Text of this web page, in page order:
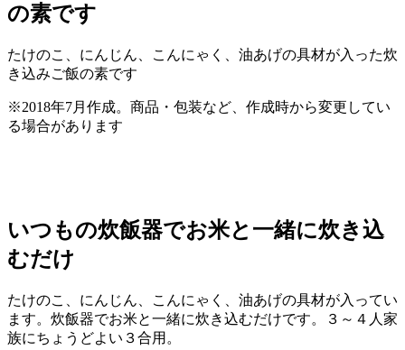
の素です
たけのこ、にんじん、こんにゃく、油あげの具材が入った炊
き込みご飯の素です
※2018年7月作成。商品・包装など、作成時から変更してい
る場合があります
いつもの炊飯器でお米と一緒に炊き込
むだけ
たけのこ、にんじん、こんにゃく、油あげの具材が入ってい
ます。炊飯器でお米と一緒に炊き込むだけです。３～４人家
族にちょうどよい３合用。